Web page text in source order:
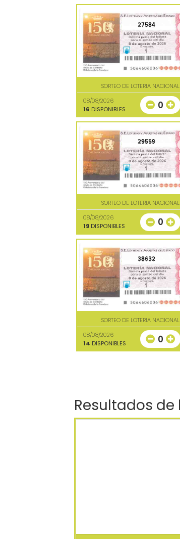
27584
SORTEO DE LOTERIA NACIONAL
08/08/2026
16 DISPONIBLES 0
29559
SORTEO DE LOTERIA NACIONAL
08/08/2026
19 DISPONIBLES 0
38632
SORTEO DE LOTERIA NACIONAL
08/08/2026
14 DISPONIBLES 0
Resultados